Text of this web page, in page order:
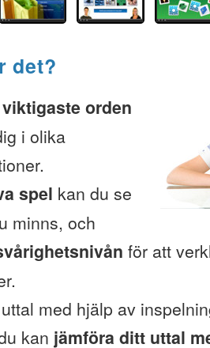
det?
orden
i olika
spel kan du se
minns, och
för att
med hjälp av
kan jämföra ditt uttal